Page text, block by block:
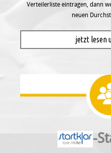
Verteilerliste eintragen, dann
neuen
jetzt lesen
-